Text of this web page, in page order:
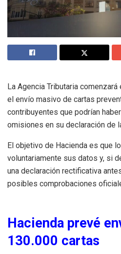
La Agencia Tributaria
el envío masivo de cartas
contribuyentes que podrían
omisiones en su declaración de
El objetivo de Hacienda es que
voluntariamente sus datos y, si
una declaración rectificativa
posibles comprobaciones
Hacienda prevé
130.000 cartas